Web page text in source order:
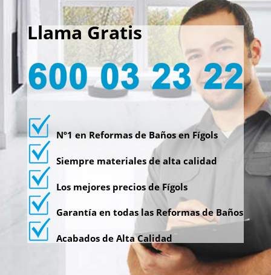
Llama Gratis
Nº1 en Reformas de Baños en Fígols
Siempre materiales de alta calidad
Los mejores precios de Fígols
Garantía en todas las Reformas de Baños
Acabados de Alta Calidad